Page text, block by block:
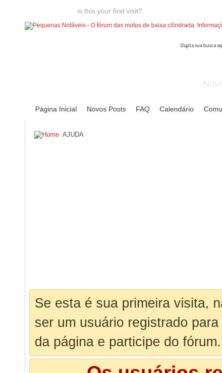
is this your first visit?
Página Inicial Novos Posts FAQ Calendário
AJUDA
Se esta é sua primeira visita,
ser um usuário registrado
da página e participe do fórum.